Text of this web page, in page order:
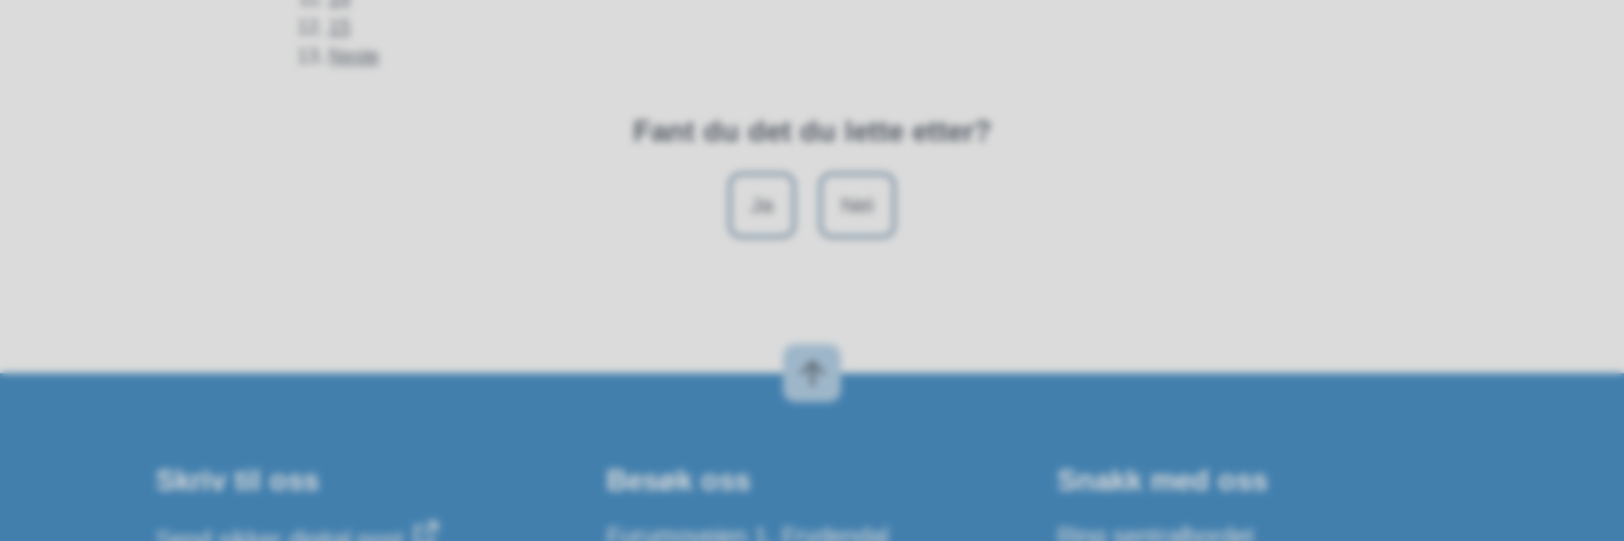
Neste
Fant du det du lette etter?
Ja Nei
Skriv til oss Besøk oss Snakk med oss